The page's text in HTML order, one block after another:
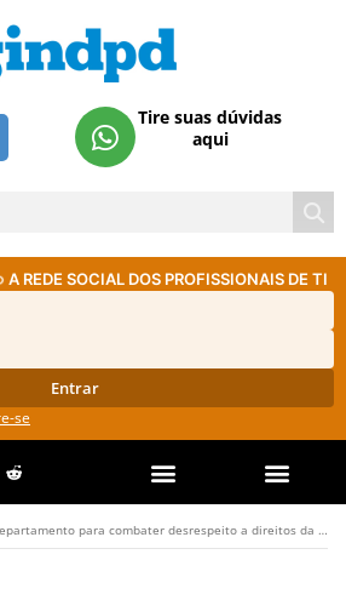
Tire suas dúvidas
aqui
A REDE SOCIAL DOS PROFISSIONAIS DE TI
Entrar
se
para combater desrespeito a direitos da Convenção e práticas antissindicais